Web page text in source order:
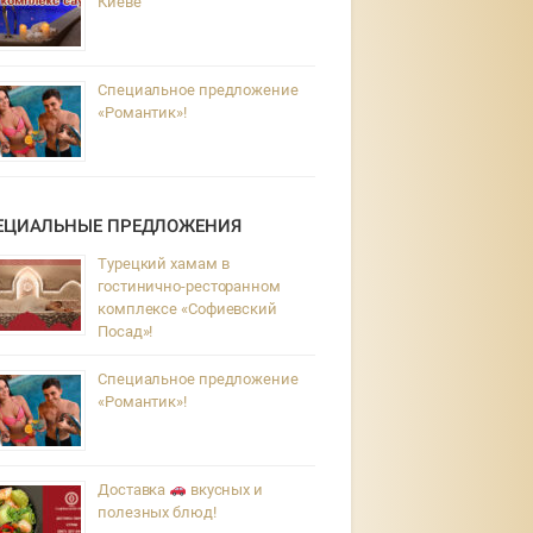
Специальное предложение
«Романтик»!
ПРЕДЛОЖЕНИЯ
Турецкий хамам в
гостинично-ресторанном
комплексе «Софиевский
Посад»!
Специальное предложение
«Романтик»!
Доставка
вкусных и
полезных блюд!